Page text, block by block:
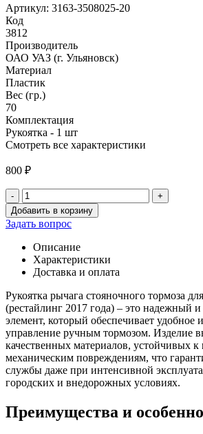
Артикул: 3163-3508025-20
Код
3812
Производитель
ОАО УАЗ (г. Ульяновск)
Материал
Пластик
Вес (гр.)
70
Комплектация
Рукоятка - 1 шт
Смотреть все характеристики
800 ₽
- +
Количество
товара
Рукоятка
рычага
стояночного
тормоза
Патриот
(рестайлинг
2017г.)
Добавить в корзину
Задать вопрос
Описание
Характеристики
Доставка и оплата
Рукоятка рычага стояночного тормоза
(рестайлинг 2017 года) – это надежный
элемент, который обеспечивает удобное
управление ручным тормозом. Изделие
качественных материалов, устойчивых к
механическим повреждениям, что
службы даже при интенсивной
городских и внедорожных условиях.
Преимущества и